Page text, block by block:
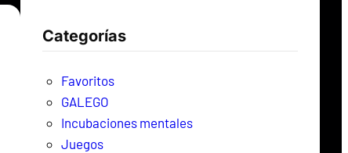
c
Categorías
Favoritos
GALEGO
Incubaciones mentales
Juegos